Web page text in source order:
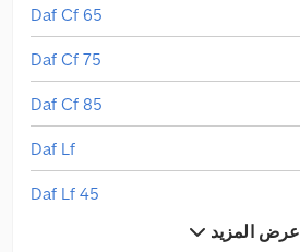
Daf Cf 65
Daf Cf 75
Daf Cf 85
Daf Lf
Daf Lf 45
Mercedes-Benz Actros عرض المزيد